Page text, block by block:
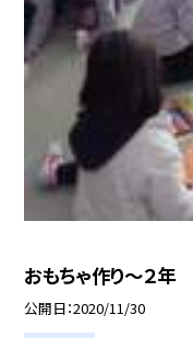
おもちゃ作り〜２年
公開日 2020/11/30